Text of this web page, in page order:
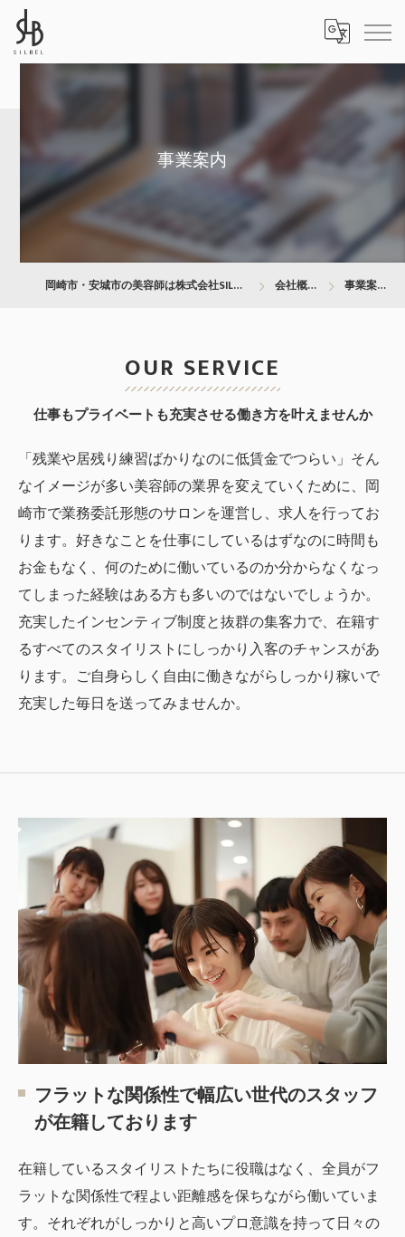
事業案内
岡崎市・安城市の美容師は株式会社SILBEL 会社概要 事業案内
仕事もプライベートも充実させる働き方を叶えませんか
OUR SERVICE
「残業や居残り練習ばかりなのに低賃金でつらい」そん
なイメージが多い美容師の業界を変えていくために、岡
崎市で業務委託形態のサロンを運営し、求人を行ってお
ります。好きなことを仕事にしているはずなのに時間も
お金もなく、何のために働いているのか分からなくなっ
てしまった経験はある方も多いのではないでしょうか。
充実したインセンティブ制度と抜群の集客力で、在籍す
るすべてのスタイリストにしっかり入客のチャンスがあ
ります。ご自身らしく自由に働きながらしっかり稼いで
充実した毎日を送ってみませんか。
フラットな関係性で幅広い世代のスタッフ
が在籍しております
在籍しているスタイリストたちに役職はなく、全員がフ
ラットな関係性で程よい距離感を保ちながら働いていま
す。それぞれがしっかりと高いプロ意識を持って日々の